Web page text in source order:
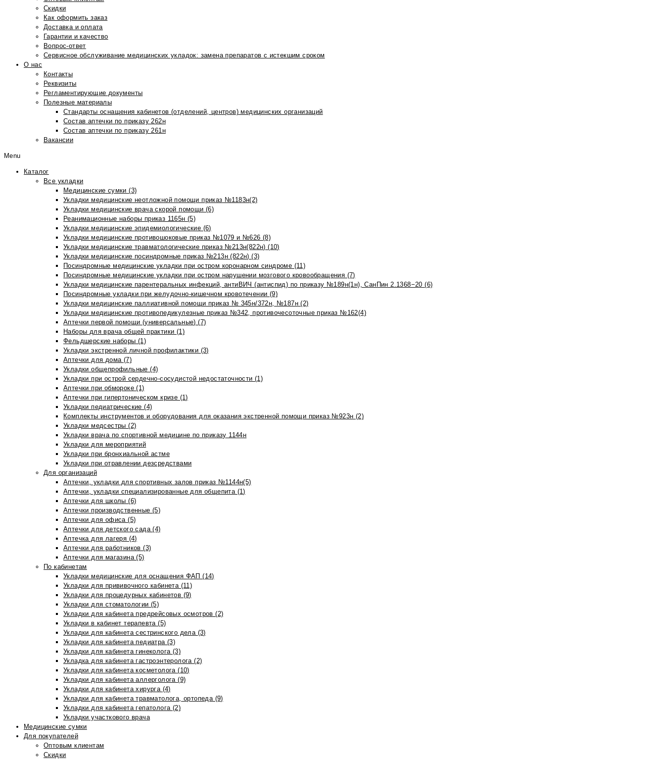
Скидки
Как оформить заказ
Доставка и оплата
Гарантии и качество
Вопрос-ответ
Сервисное обслуживание медицинских укладок: замена препаратов с истекшим сроком
О нас
Контакты
Реквизиты
Регламентирующие документы
Полезные материалы
Стандарты оснащения кабинетов (отделений, центров) медицинских организаций
Состав аптечки по приказу 262н
Состав аптечки по приказу 261н
Вакансии
Menu
Каталог
Все укладки
Медицинские сумки (3)
Укладки медицинские неотложной помощи приказ №1183н(2)
Укладки медицинские врача скорой помощи (6)
Реанимационные наборы приказ 1165н (5)
Укладки медицинские эпидемиологические (6)
Укладки медицинские противошоковые приказ №1079 и №626 (8)
Укладки медицинские травматологические приказ №213н(822н) (10)
Укладки медицинские посиндромные приказ №213н (822н) (3)
Посиндромные медицинские укладки при остром коронарном синдроме (11)
Посиндромные медицинские укладки при остром нарушении мозгового кровообращения (7)
Укладки медицинские парентеральных инфекций, антиВИЧ (антиспид) по приказу №189н(1н), СанПин 2.1368−20 (6)
Посиндромные укладки при желудочно-кишечном кровотечении (9)
Укладки медицинские паллиативной помощи приказ № 345н/372н, №187н (2)
Укладки медицинские противопедикулезные приказ №342, противочесоточные приказ №162(4)
Аптечки первой помощи (универсальные) (7)
Наборы для врача общей практики (1)
Фельдшерские наборы (1)
Укладки экстренной личной профилактики (3)
Аптечки для дома (7)
Укладки общепрофильные (4)
Укладки при острой сердечно-сосудистой недостаточности (1)
Аптечки при обмороке (1)
Аптечки при гипертоническом кризе (1)
Укладки педиатрические (4)
Комплекты инструментов и оборудования для оказания экстренной помощи приказ №923н (2)
Укладки медсестры (2)
Укладки врача по спортивной медицине по приказу 1144н
Укладки для мероприятий
Укладки при бронхиальной астме
Укладки при отравлении дезсредствами
Для организаций
Аптечки, укладки для спортивных залов приказ №1144н(5)
Аптечки, укладки специализированные для общепита (1)
Аптечки для школы (6)
Аптечки производственные (5)
Аптечки для офиса (5)
Аптечки для детского сада (4)
Аптечка для лагеря (4)
Аптечки для работников (3)
Аптечки для магазина (5)
По кабинетам
Укладки медицинские для оснащения ФАП (14)
Укладки для прививочного кабинета (11)
Укладки для процедурных кабинетов (9)
Укладки для стоматологии (5)
Укладки для кабинета предрейсовых осмотров (2)
Укладки в кабинет терапевта (5)
Укладки для кабинета сестринского дела (3)
Укладки для кабинета педиатра (3)
Укладки для кабинета гинеколога (3)
Укладка для кабинета гастроэнтеролога (2)
Укладки для кабинета косметолога (10)
Укладки для кабинета аллерголога (9)
Укладки для кабинета хирурга (4)
Укладки для кабинета травматолога, ортопеда (9)
Укладки для кабинета гепатолога (2)
Укладки участкового врача
Медицинские сумки
Для покупателей
Оптовым клиентам
Скидки